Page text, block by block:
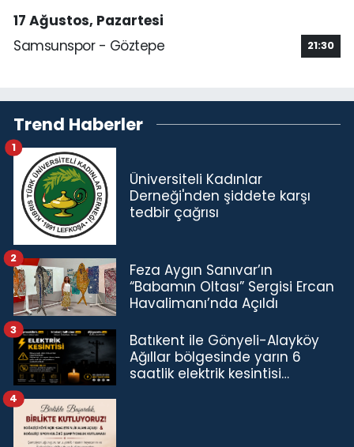
17 Ağustos, Pazartesi
Samsunspor - Göztepe
21:30
Trend Haberler
Üniversiteli Kadınlar
Derneği'nden şiddete karşı
tedbir çağrısı
1
Feza Aygın Sanıvar’ın
“Babamın Oltası” Sergisi Ercan
Havalimanı’nda Açıldı
2
Batıkent ile Gönyeli-Alayköy
Ağıllar bölgesinde yarın 6
saatlik elektrik kesintisi…
3
4